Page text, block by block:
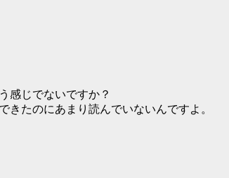
感じでないですか？
たのにあまり読んでいないんですよ。